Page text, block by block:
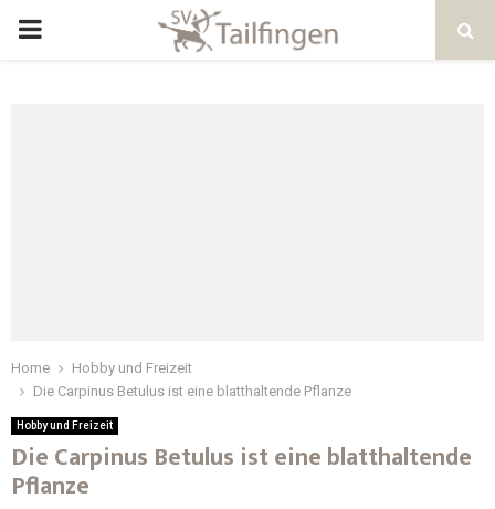
Home
Hobby und Freizeit
Die Carpinus Betulus ist eine blatthaltende Pflanze
Hobby und Freizeit
Die Carpinus Betulus ist eine blatthaltende
Pflanze